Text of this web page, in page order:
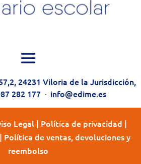
24231 Viloria de la Jurisdicción,
282 177· info@edime.es
Legal | Política de privacidad |
Política de ventas, devoluciones y
reembolso